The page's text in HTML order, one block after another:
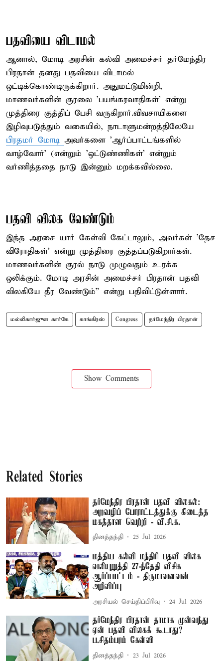
பதவியை விடாமல்
ஆனால், மோடி அரசின் கல்வி அமைச்சர் தர்மேந்திர
பிரதான் தனது பதவியை விடாமல்
ஒட்டிக்கொண்டிருக்கிறார். அதுமட்டுமின்றி,
மாணவர்களின் குரலை 'பயங்கரவாதிகள்' என்று
முத்திரை குத்திப் பேசி வருகிறார்.விவசாயிகளை
இழிவுபடுத்தும் வகையில், நாடாளுமன்றத்திலேயே
பிரதமர் மோடி அவர்களை 'ஆர்ப்பாட்டங்களில்
வாழ்வோர்' (என்றும் 'ஒட்டுண்ணிகள்' என்றும்
வர்ணித்ததை நாடு இன்னும் மறக்கவில்லை.
பதவி விலக வேண்டும்
இந்த அரசை யார் கேள்வி கேட்டாலும், அவர்கள் 'தேச
விரோதிகள்' என்று முத்திரை குத்தப்படுகிறார்கள்.
மாணவர்களின் குரல் நாடு முழுவதும் உரக்க
ஒலிக்கும். மோடி அரசின் அமைச்சர் பிரதான் பதவி
விலகியே தீர வேண்டும்” என்று பதிவிட்டுள்ளார்.
மல்லிகார்ஜுன கார்கே காங்கிரஸ் Congress தர்மேந்திர பிரதான்
Show Comments
Related Stories
தர்மேந்திர பிரதான் பதவி விலகல்:
அறவழிப் போராட்டத்துக்கு கிடைத்த
மகத்தான வெற்றி - வி.சி.க.
தினத்தந்தி 25 Jul 2026
மத்திய கல்வி மந்திரி பதவி விலக
வலியுறுத்தி 27-ந்தேதி விசிக
ஆர்ப்பாட்டம் - திருமாவளவன்
அறிவிப்பு
அரசியல் செய்திப்பிரிவு 24 Jul 2026
தர்மேந்திர பிரதான் தாமாக முன்வந்து
ஏன் பதவி விலகக் கூடாது?
ப.சிதம்பரம் கேள்வி
தினத்தந்தி 23 Jul 2026